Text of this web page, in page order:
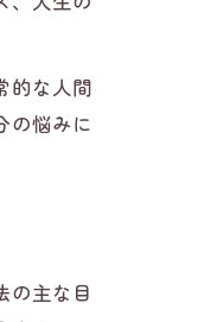
的な人間
の悩みに
の主な目